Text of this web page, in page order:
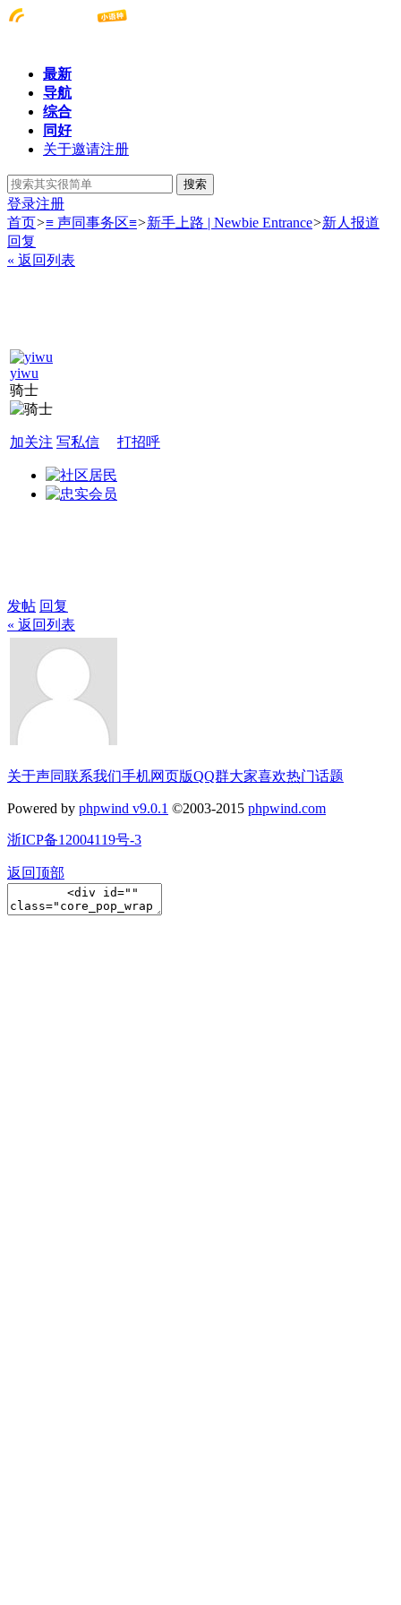
最新
导航
综合
同好
关于邀请注册
搜索
登录注册
首页>≡ 声同事务区≡>新手上路 | Newbie Entrance>新人报道
回复
« 返回列表
yiwu
骑士
加关注 写私信 打招呼
发帖 回复
« 返回列表
关于声同联系我们手机网页版QQ群大家喜欢热门话题
Powered by phpwind v9.0.1 ©2003-2015 phpwind.com
浙ICP备12004119号-3
返回顶部